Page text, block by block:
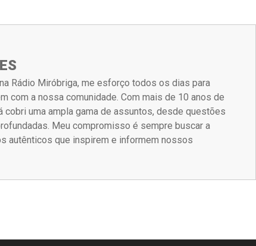
Rádio Miróbriga, me esforço todos os dias para
com a nossa comunidade. Com mais de 10 anos de
cobri uma ampla gama de assuntos, desde questões
Meu compromisso é sempre buscar a
autênticos que inspirem e informem nossos